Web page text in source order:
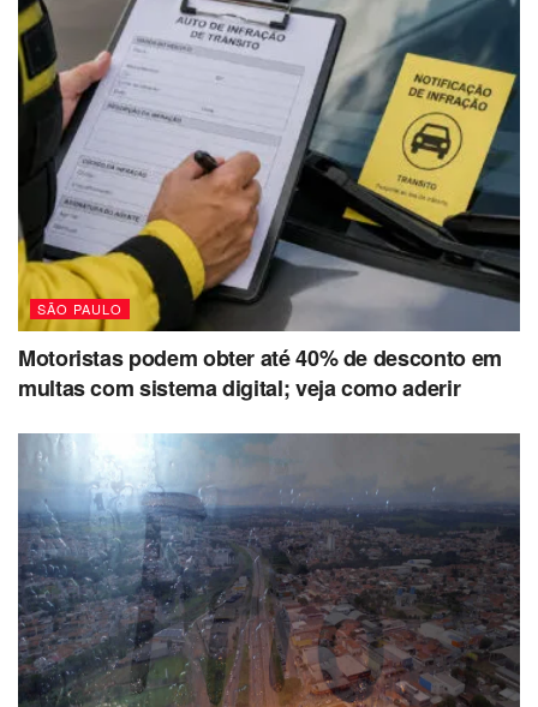
SÃO PAULO
Motoristas podem obter até 40% de desconto em
multas com sistema digital; veja como aderir